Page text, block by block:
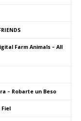
Farm Animals – All
– Robarte un Beso
Fiel